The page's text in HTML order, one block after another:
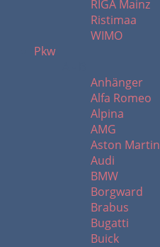
RIGA Mainz
Ristimaa
WIMO
Pkw
Anhänger
Alfa Romeo
Alpina
AMG
Aston Martin
Audi
BMW
Borgward
Brabus
Bugatti
Buick